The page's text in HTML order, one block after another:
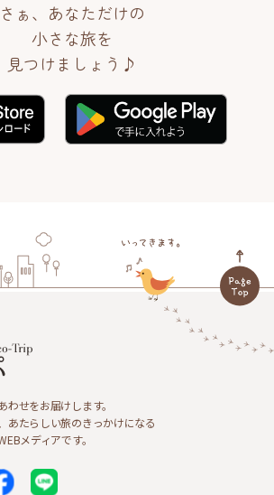
さぁ、あなただけの
小さな旅を
見つけましょう♪
せをお届けします。
あたらしい旅のきっかけになる
メディアです。